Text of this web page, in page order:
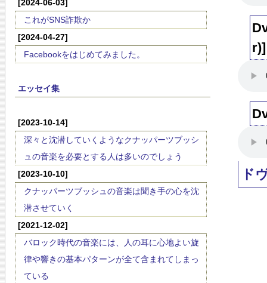
[2024-06-03]
これがSNS詐欺か
[2024-04-27]
Facebookをはじめてみました。
エッセイ集
[2023-10-14]
深々と沈潜していくようなクナッパーツブッシ
ュの音楽を必要とする人は多いのでしょう
[2023-10-10]
クナッパーツブッシュの音楽は聞き手の心を沈
潜させていく
[2021-12-02]
バロック時代の音楽には、人の耳に心地よい旋
律や響きの基本パターンが全て含まれてしまっ
ている
r)]
ド